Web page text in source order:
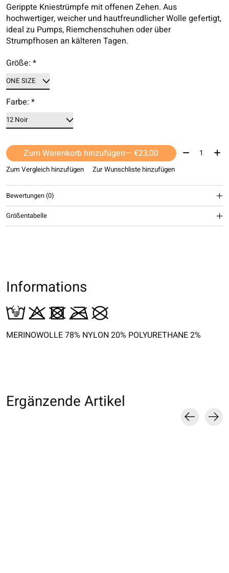
Gerippte Kniestrümpfe mit offenen Zehen. Aus
hochwertiger, weicher und hautfreundlicher Wolle gefertigt,
ideal zu Pumps, Riemchenschuhen oder über
Strumpfhosen an kälteren Tagen.
Größe: *
Farbe: *
Zum Warenkorb hinzufügen — €23,00 Menge:
Zum Vergleich hinzufügen Zur Wunschliste hinzufügen
Bewertungen (0)
Größentabelle
Informations
MERINOWOLLE 78% NYLON 20% POLYURETHANE 2%
Ergänzende Artikel